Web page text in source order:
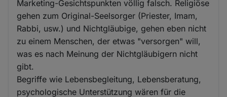
Marketing-Gesichtspunkten völlig falsch. Religiöse
gehen zum Original-Seelsorger (Priester, Imam,
Rabbi, usw.) und Nichtgläubige, gehen eben nicht
zu einem Menschen, der etwas "versorgen" will,
was es nach Meinung der Nichtgläubigern nicht
gibt.
Begriffe wie Lebensbegleitung, Lebensberatung,
psychologische Unterstützung wären für die